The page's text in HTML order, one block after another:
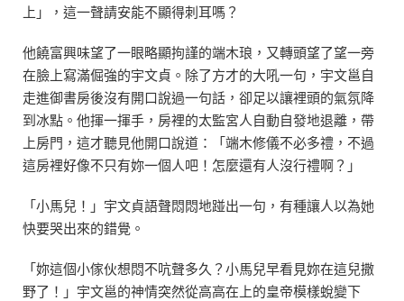
上」，這一聲請安能不顯得刺耳嗎？
他饒富興味望了一眼略顯拘謹的端木琅，又轉頭望了望一旁
在臉上寫滿倔強的宇文貞。除了方才的大吼一句，宇文邕自
走進御書房後沒有開口說過一句話，卻足以讓裡頭的氣氛降
到冰點。他揮一揮手，房裡的太監宮人自動自發地退離，帶
上房門，這才聽見他開口說道：「端木修儀不必多禮，不過
這房裡好像不只有妳一個人吧！怎麼還有人沒行禮啊？」
「小馬兒！」宇文貞語聲悶悶地踫出一句，有種讓人以為她
快要哭出來的錯覺。
「妳這個小傢伙想悶不吭聲多久？小馬兒早看見妳在這兒撒
野了！」宇文邕的神情突然從高高在上的皇帝模樣蛻變下